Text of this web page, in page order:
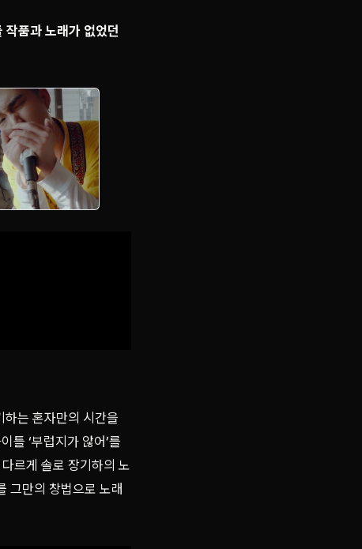
작품과 노래가 없었던
하는 혼자만의 시간을
틀 ‘부럽지가 않어’를
르게 솔로 장기하의 노
그만의 창법으로 노래